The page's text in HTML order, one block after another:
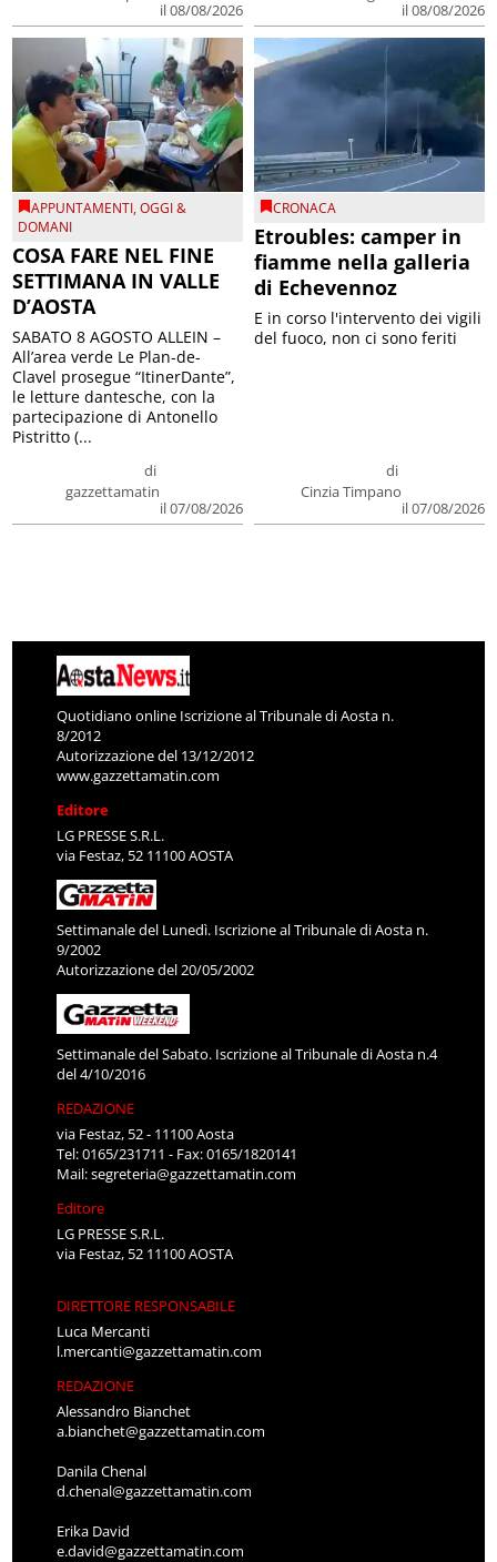
il 08/08/2026
il 08/08/2026
APPUNTAMENTI,OGGI &
DOMANI
COSA FARE NEL FINE
SETTIMANA IN VALLE
D’AOSTA
di
gazzettamatin
il 07/08/2026
SABATO 8 AGOSTO ALLEIN –
All’area verde Le Plan-de-
Clavel prosegue “ItinerDante”,
le letture dantesche, con la
partecipazione di Antonello
Pistritto (...
CRONACA
Etroubles: camper in
fiamme nella galleria
di Echevennoz
di
Cinzia Timpano
il 07/08/2026
E in corso l'intervento dei vigili
del fuoco, non ci sono feriti
Quotidiano online Iscrizione al Tribunale di Aosta n.
8/2012
Autorizzazione del 13/12/2012
www.gazzettamatin.com
Editore
LG PRESSE S.R.L.
via Festaz, 52 11100 AOSTA
Settimanale del Lunedì. Iscrizione al Tribunale di Aosta n.
9/2002
Autorizzazione del 20/05/2002
Settimanale del Sabato. Iscrizione al Tribunale di Aosta n.4
del 4/10/2016
REDAZIONE
via Festaz, 52 - 11100 Aosta
Tel: 0165/231711 - Fax: 0165/1820141
Mail:segreteria@gazzettamatin.com
Editore
LG PRESSE S.R.L.
via Festaz, 52 11100 AOSTA
DIRETTORE RESPONSABILE
Luca Mercanti
l.mercanti@gazzettamatin.com
REDAZIONE
Alessandro Bianchet
a.bianchet@gazzettamatin.com
Danila Chenal
d.chenal@gazzettamatin.com
Erika David
e.david@gazzettamatin.com